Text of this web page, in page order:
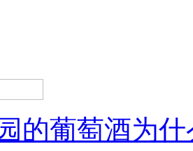
的葡萄酒为